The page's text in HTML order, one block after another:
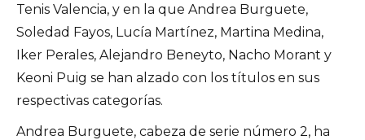
Tenis Valencia, y en la que Andrea Burguete,
Soledad Fayos, Lucía Martínez, Martina Medina,
Iker Perales, Alejandro Beneyto, Nacho Morant y
Keoni Puig se han alzado con los títulos en sus
respectivas categorías.
Andrea Burguete, cabeza de serie número 2, ha